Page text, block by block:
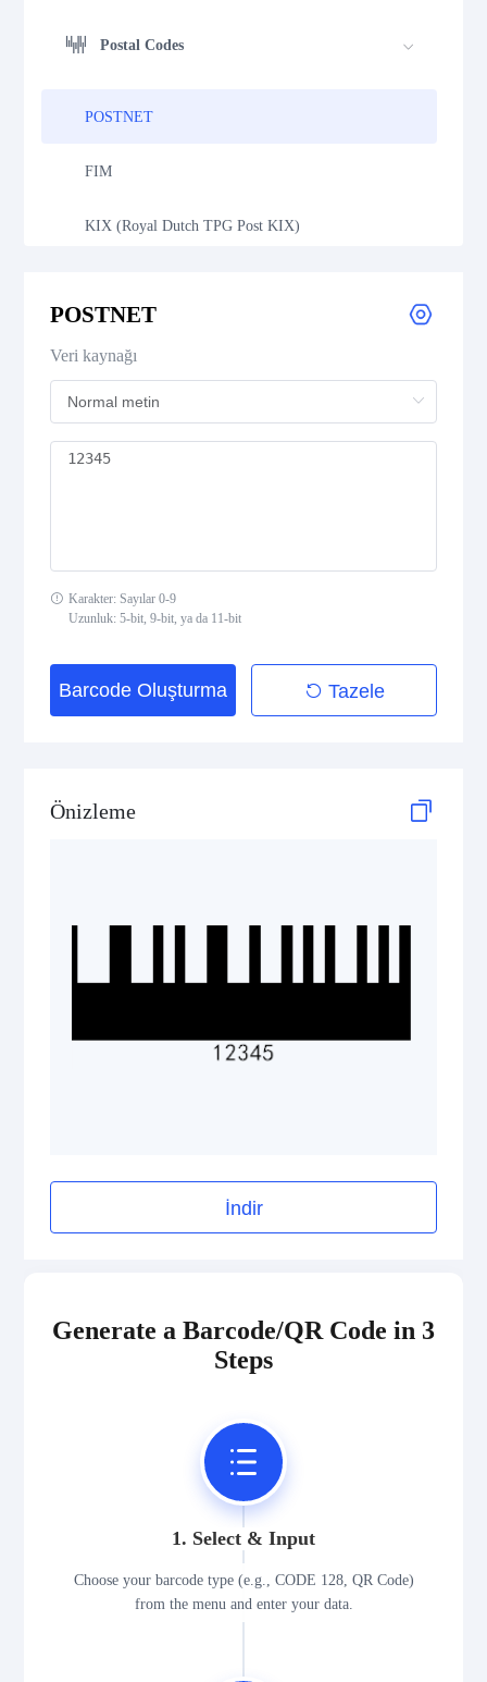
Postal Codes
POSTNET
FIM
KIX (Royal Dutch TPG Post KIX)
Deutsche Post Identcode
USPS PLANET
USPS POSTNET
POSTNET
Veri kaynağı
Karakter: Sayılar 0-9
Uzunluk: 5-bit, 9-bit, ya da 11-bit
Barcode Oluşturma Tazele
Önizleme
İndir
Generate a Barcode/QR Code in 3
Steps
1. Select & Input
Choose your barcode type (e.g., CODE 128, QR Code)
from the menu and enter your data.